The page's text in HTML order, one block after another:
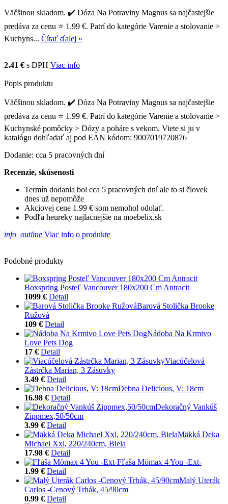
Väčšinou skladom. ✔️ Dóza Na Potraviny Magnus sa najčastejšie
predáva za cenu ⭐ 1.99 €. Patrí do kategórie Varenie a stolovanie >
Kuchyns... Čítať ďalej »
2.41 € s DPH Viac info
Popis produktu
Väčšinou skladom. ✔️ Dóza Na Potraviny Magnus sa najčastejšie
predáva za cenu ⭐ 1.99 €. Patrí do kategórie Varenie a stolovanie >
Kuchynské pomôcky > Dózy a poháre s vekom. Viete si ju v
katalógu dohľadať aj pod EAN kódom: 9007019720876
Dodanie: cca 5 pracovných dní
Recenzie, skúsenosti
Termín dodania bol cca 5 pracovných dní ale to si človek
dnes už nepomôže
Akciovej cene 1.99 € som nemohol odolať.
Podľa heureky najlacnejšie na moebelix.sk
info_outline Viac info o produkte
Podobné produkty
Boxspring Posteľ Vancouver 180x200 Cm Antracit
1099 € Detail
Barová Stolička Brooke
Ružová
109 € Detail
Nádoba Na Krmivo
Love Pets Dog
17 € Detail
Viacúčelová
Zástrčka Marian, 3 Zásuvky
3.49 € Detail
Debna Delicious, V: 18cm
16.98 € Detail
Dekoračný Vankúš
Zippmex,50/50cm
3.99 € Detail
Mäkká Deka
Michael Xxl, 220/240cm, Biela
17.98 € Detail
Fľaša Mömax 4 You -Ext-
1.99 € Detail
Malý Uterák
Carlos -Cenový Trhák, 45/90cm
0.99 € Detail